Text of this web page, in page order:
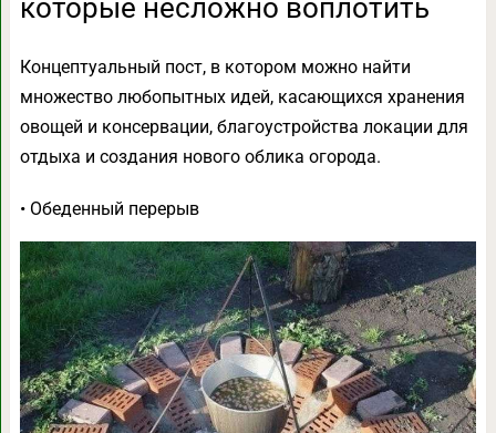
которые несложно воплотить
Концептуальный пост, в котором можно найти
множество любопытных идей, касающихся хранения
овощей и консервации, благоустройства локации для
отдыха и создания нового облика огорода.
• Обеденный перерыв